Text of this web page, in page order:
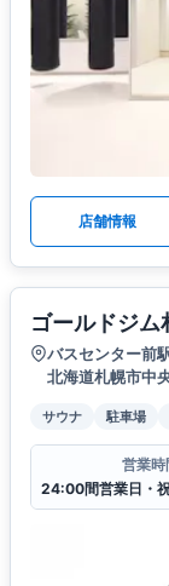
店舗情報
ゴールドジム
バスセンター前
北海道札幌市中
サウナ 駐車場
営業時